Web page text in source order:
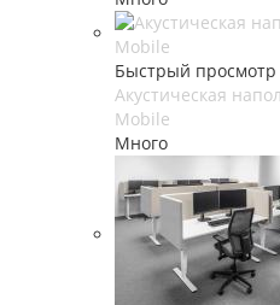
Быстрый просмотр
Акустическая
Mobile
Много